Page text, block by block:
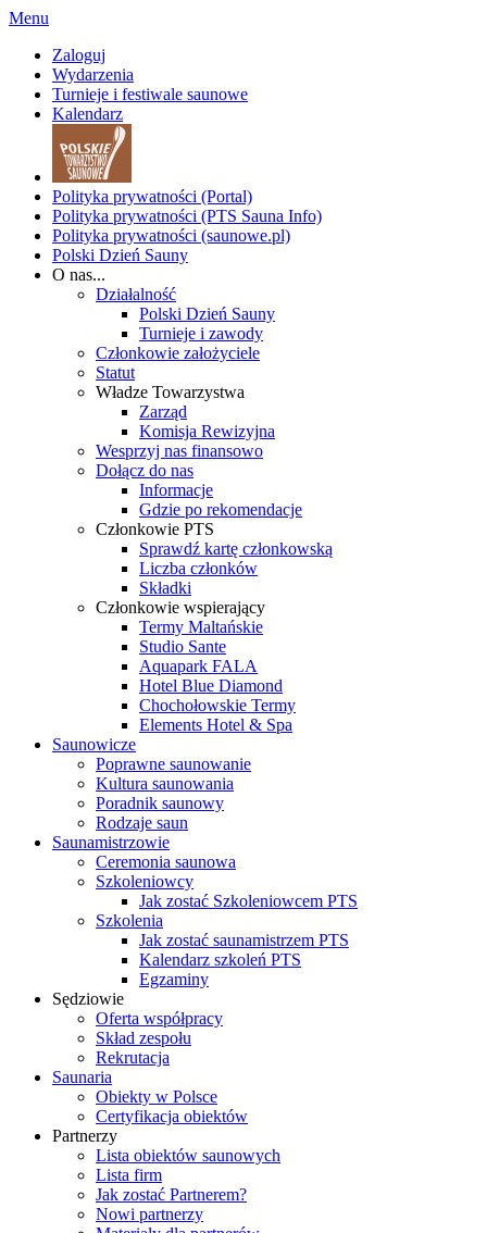
Menu
Zaloguj
Wydarzenia
Turnieje i festiwale saunowe
Kalendarz
Polityka prywatności (Portal)
Polityka prywatności (PTS Sauna Info)
Polityka prywatności (saunowe.pl)
Polski Dzień Sauny
O nas...
Działalność
Polski Dzień Sauny
Turnieje i zawody
Członkowie założyciele
Statut
Władze Towarzystwa
Zarząd
Komisja Rewizyjna
Wesprzyj nas finansowo
Dołącz do nas
Informacje
Gdzie po rekomendacje
Członkowie PTS
Sprawdź kartę członkowską
Liczba członków
Składki
Członkowie wspierający
Termy Maltańskie
Studio Sante
Aquapark FALA
Hotel Blue Diamond
Chochołowskie Termy
Elements Hotel & Spa
Saunowicze
Poprawne saunowanie
Kultura saunowania
Poradnik saunowy
Rodzaje saun
Saunamistrzowie
Ceremonia saunowa
Szkoleniowcy
Jak zostać Szkoleniowcem PTS
Szkolenia
Jak zostać saunamistrzem PTS
Kalendarz szkoleń PTS
Egzaminy
Sędziowie
Oferta współpracy
Skład zespołu
Rekrutacja
Saunaria
Obiekty w Polsce
Certyfikacja obiektów
Partnerzy
Lista obiektów saunowych
Lista firm
Jak zostać Partnerem?
Nowi partnerzy